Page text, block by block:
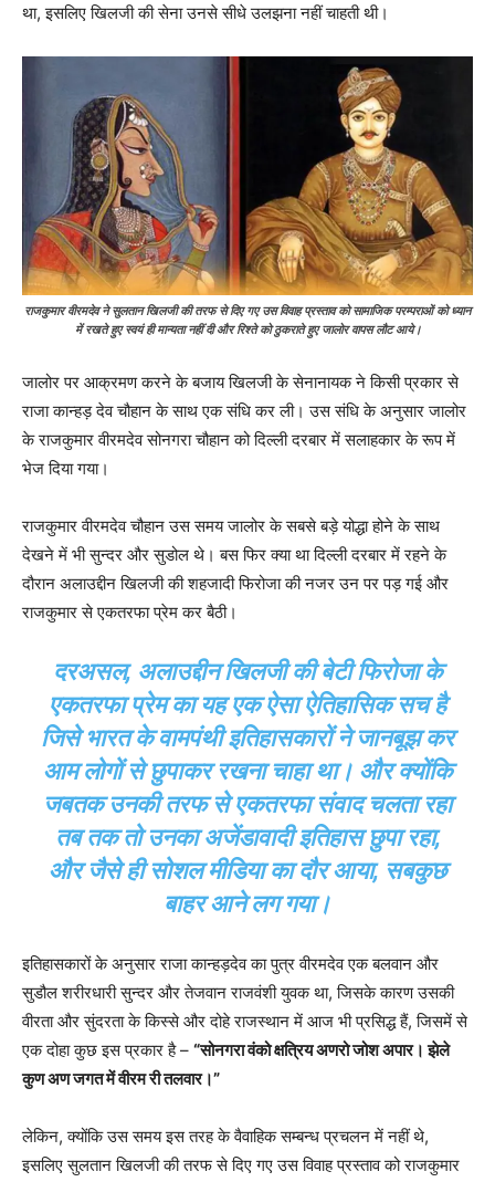
था, इसलिए खिलजी की सेना उनसे सीधे उलझना नहीं चाहती थी।
राजकुमार वीरमदेव ने सुलतान खिलजी की तरफ से दिए गए उस विवाह प्रस्ताव को सामाजिक परम्पराओं को ध्यान
में रखते हुए स्वयं ही मान्यता नहीं दी और रिश्ते को ठुकराते हुए जालोर वापस लौट आये।
जालोर पर आक्रमण करने के बजाय खिलजी के सेनानायक ने किसी प्रकार से
राजा कान्हड़ देव चौहान के साथ एक संधि कर ली। उस संधि के अनुसार जालोर
के राजकुमार वीरमदेव सोनगरा चौहान को दिल्ली दरबार में सलाहकार के रूप में
भेज दिया गया।
राजकुमार वीरमदेव चौहान उस समय जालोर के सबसे बड़े योद्धा होने के साथ
देखने में भी सुन्दर और सुडोल थे। बस फिर क्या था दिल्ली दरबार में रहने के
दौरान अलाउद्दीन खिलजी की शहजादी फिरोजा की नजर उन पर पड़ गई और
राजकुमार से एकतरफा प्रेम कर बैठी।
दरअसल, अलाउद्दीन खिलजी की बेटी फिरोजा के
एकतरफा प्रेम का यह एक ऐसा ऐतिहासिक सच है
जिसे भारत के वामपंथी इतिहासकारों ने जानबूझ कर
आम लोगों से छुपाकर रखना चाहा था। और क्योंकि
जबतक उनकी तरफ से एकतरफा संवाद चलता रहा
तब तक तो उनका अजेंडावादी इतिहास छुपा रहा,
और जैसे ही सोशल मीडिया का दौर आया, सबकुछ
बाहर आने लग गया।
इतिहासकारों के अनुसार राजा कान्हड़देव का पुत्र वीरमदेव एक बलवान और
सुडौल शरीरधारी सुन्दर और तेजवान राजवंशी युवक था, जिसके कारण उसकी
वीरता और सुंदरता के किस्से और दोहे राजस्थान में आज भी प्रसिद्ध हैं, जिसमें से
एक दोहा कुछ इस प्रकार है – “सोनगरा वंको क्षत्रिय अणरो जोश अपार। झेले
कुण अण जगत में वीरम री तलवार।”
लेकिन, क्योंकि उस समय इस तरह के वैवाहिक सम्बन्ध प्रचलन में नहीं थे,
इसलिए सुलतान खिलजी की तरफ से दिए गए उस विवाह प्रस्ताव को राजकुमार